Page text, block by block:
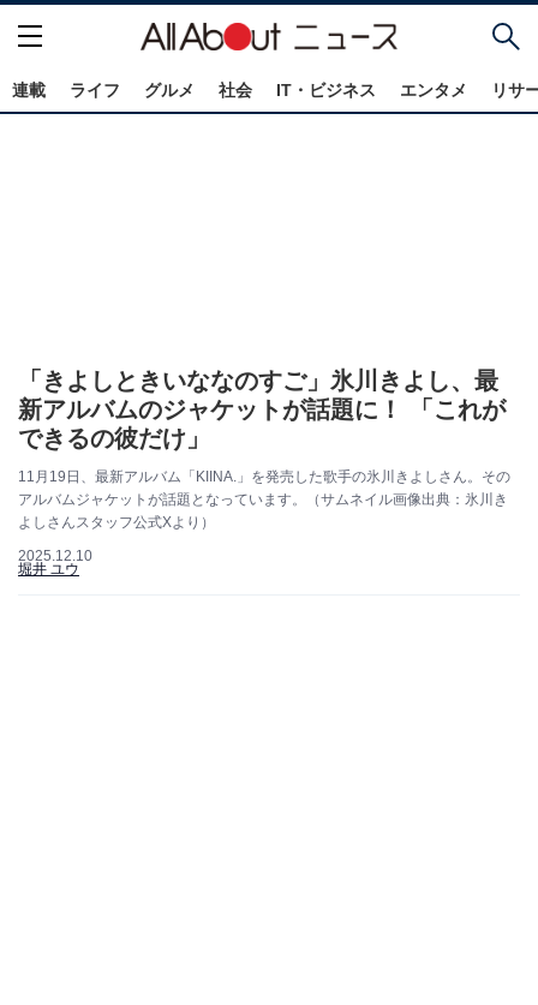
連載 ライフ グルメ 社会 IT・ビジネス エンタメ リサ
「きよしときいななのすご」氷川きよし、最
新アルバムのジャケットが話題に！ 「これが
できるの彼だけ」
11月19日、最新アルバム「KIINA.」を発売した歌手の氷川きよしさん。その
アルバムジャケットが話題となっています。（サムネイル画像出典：氷川き
よしさんスタッフ公式Xより）
2025.12.10
堀井 ユウ